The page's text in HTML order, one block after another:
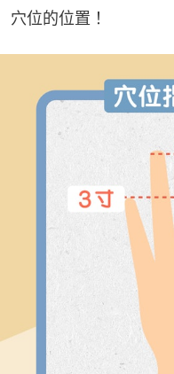
穴位的位置！